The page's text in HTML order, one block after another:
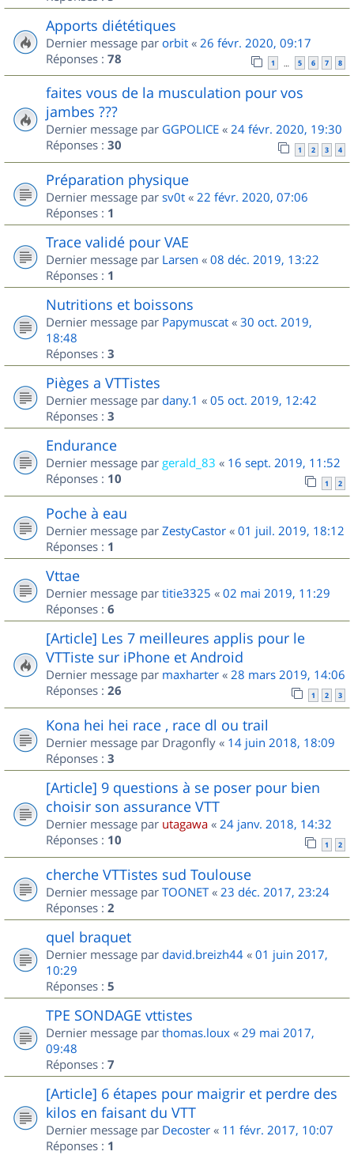
Apports diététiques
Dernier message par orbit « 26 févr. 2020, 09:17
Réponses : 78 1 … 5 6 7 8
faites vous de la musculation pour vos
jambes ???
Dernier message par GGPOLICE « 24 févr. 2020, 19:30
Réponses : 30 1 2 3 4
Préparation physique
Dernier message par sv0t « 22 févr. 2020, 07:06
Réponses : 1
Trace validé pour VAE
Dernier message par Larsen « 08 déc. 2019, 13:22
Réponses : 1
Nutritions et boissons
Dernier message par Papymuscat « 30 oct. 2019,
18:48
Réponses : 3
Pièges a VTTistes
Dernier message par dany.1 « 05 oct. 2019, 12:42
Réponses : 3
Endurance
Dernier message par gerald_83 « 16 sept. 2019, 11:52
Réponses : 10 1 2
Poche à eau
Dernier message par ZestyCastor « 01 juil. 2019, 18:12
Réponses : 1
Vttae
Dernier message par titie3325 « 02 mai 2019, 11:29
Réponses : 6
[Article] Les 7 meilleures applis pour le
VTTiste sur iPhone et Android
Dernier message par maxharter « 28 mars 2019, 14:06
Réponses : 26 1 2 3
Kona hei hei race , race dl ou trail
Dernier message par Dragonfly « 14 juin 2018, 18:09
Réponses : 3
[Article] 9 questions à se poser pour bien
choisir son assurance VTT
Dernier message par utagawa « 24 janv. 2018, 14:32
Réponses : 10 1 2
cherche VTTistes sud Toulouse
Dernier message par TOONET« 23 déc. 2017, 23:24
Réponses : 2
quel braquet
Dernier message par david.breizh44 « 01 juin 2017,
10:29
Réponses : 5
TPE SONDAGE vttistes
Dernier message par thomas.loux « 29 mai 2017,
09:48
Réponses : 7
[Article] 6 étapes pour maigrir et perdre des
kilos en faisant du VTT
Dernier message par Decoster « 11 févr. 2017, 10:07
Réponses : 1